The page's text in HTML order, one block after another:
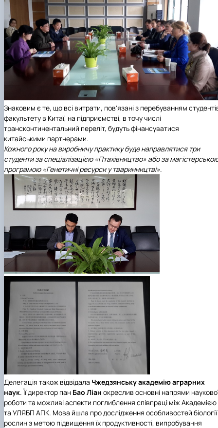
Знаковим є те, що всі витрати, пов'язані з перебуванням
факультету в Китаї, на підприємстві, в точу числі
трансконтинентальний переліт, будуть фінансуватися
китайськими партнерами.
Кожного року на виробничу практику буде направлятися три
студенти за спеціалізацією «Птахівництво» або за
програмою «Генетичні ресурси у тваринництві».
Делегація також відвідала Чжедзянську академію аграрних
наук. Її директор пан Бао Ліан окреслив основні напрями
роботи та можливі аспекти поглиблення співпраці між Академією
та УЛЯБП АПК. Мова йшла про дослідження особливостей біології
рослин з метою підвищення їх продуктивності, випробування